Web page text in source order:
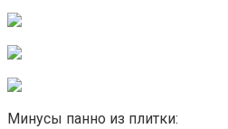
Минусы панно из плитки: